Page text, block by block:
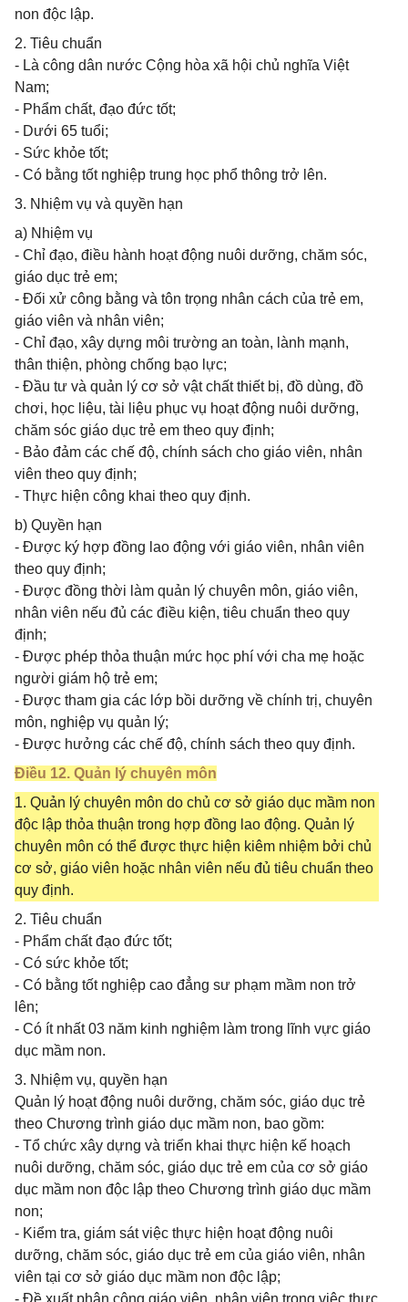
non độc lập.
2. Tiêu chuẩn
- Là công dân nước Cộng hòa xã hội chủ nghĩa Việt
Nam;
- Phẩm chất, đạo đức tốt;
- Dưới 65 tuổi;
- Sức khỏe tốt;
- Có bằng tốt nghiệp trung học phổ thông trở lên.
3. Nhiệm vụ và quyền hạn
a) Nhiệm vụ
- Chỉ đạo, điều hành hoạt động nuôi dưỡng, chăm sóc,
giáo dục trẻ em;
- Đối xử công bằng và tôn trọng nhân cách của trẻ em,
giáo viên và nhân viên;
- Chỉ đạo, xây dựng môi trường an toàn, lành mạnh,
thân thiện, phòng chống bạo lực;
- Đầu tư và quản lý cơ sở vật chất thiết bị, đồ dùng, đồ
chơi, học liệu, tài liệu phục vụ hoạt động nuôi dưỡng,
chăm sóc giáo dục trẻ em theo quy định;
- Bảo đảm các chế độ, chính sách cho giáo viên, nhân
viên theo quy định;
- Thực hiện công khai theo quy định.
b) Quyền hạn
- Được ký hợp đồng lao động với giáo viên, nhân viên
theo quy định;
- Được đồng thời làm quản lý chuyên môn, giáo viên,
nhân viên nếu đủ các điều kiện, tiêu chuẩn theo quy
định;
- Được phép thỏa thuận mức học phí với cha mẹ hoặc
người giám hộ trẻ em;
- Được tham gia các lớp bồi dưỡng về chính trị, chuyên
môn, nghiệp vụ quản lý;
- Được hưởng các chế độ, chính sách theo quy định.
Điều 12. Quản lý chuyên môn
1. Quản lý chuyên môn do chủ cơ sở giáo dục mầm non
độc lập thỏa thuận trong hợp đồng lao động. Quản lý
chuyên môn có thể được thực hiện kiêm nhiệm bởi chủ
cơ sở, giáo viên hoặc nhân viên nếu đủ tiêu chuẩn theo
quy định.
2. Tiêu chuẩn
- Phẩm chất đạo đức tốt;
- Có sức khỏe tốt;
- Có bằng tốt nghiệp cao đẳng sư phạm mầm non trở
lên;
- Có ít nhất 03 năm kinh nghiệm làm trong lĩnh vực giáo
dục mầm non.
3. Nhiệm vụ, quyền hạn
Quản lý hoạt động nuôi dưỡng, chăm sóc, giáo dục trẻ
theo Chương trình giáo dục mầm non, bao gồm:
- Tổ chức xây dựng và triển khai thực hiện kế hoạch
nuôi dưỡng, chăm sóc, giáo dục trẻ em của cơ sở giáo
dục mầm non độc lập theo Chương trình giáo dục mầm
non;
- Kiểm tra, giám sát việc thực hiện hoạt động nuôi
dưỡng, chăm sóc, giáo dục trẻ em của giáo viên, nhân
viên tại cơ sở giáo dục mầm non độc lập;
- Đề xuất phân công giáo viên, nhân viên trong việc thực